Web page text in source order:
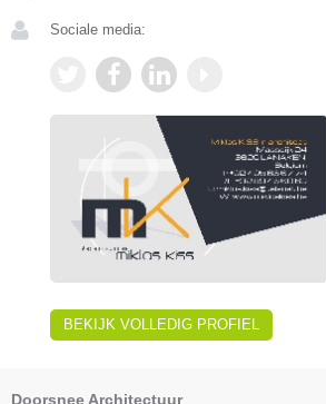
Sociale media:
BEKIJK VOLLEDIG PROFIEL
Doorsnee Architectuur